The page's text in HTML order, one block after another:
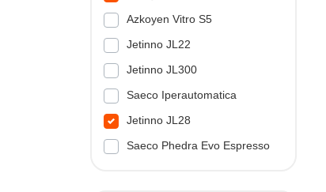
Azkoyen Vitro S5
Jetinno JL22
Jetinno JL300
Saeco Iperautomatica
Jetinno JL28
Saeco Phedra Evo Espresso